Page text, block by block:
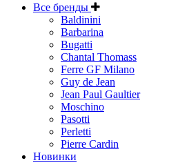
Все бренды
Baldinini
Barbarina
Bugatti
Chantal Thomass
Ferre GF Milano
Guy de Jean
Jean Paul Gaultier
Moschino
Pasotti
Perletti
Pierre Cardin
Новинки